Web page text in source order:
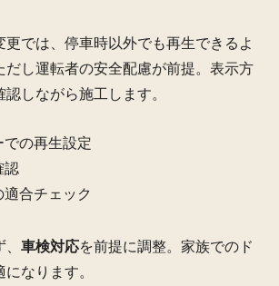
更では、停車時以外でも再生できるよ
だし運転者の安全配慮が前提。表示方
しながら施工します。
の再生設定
認
合チェック
車検対応を前提に調整。家族でのド
なります。